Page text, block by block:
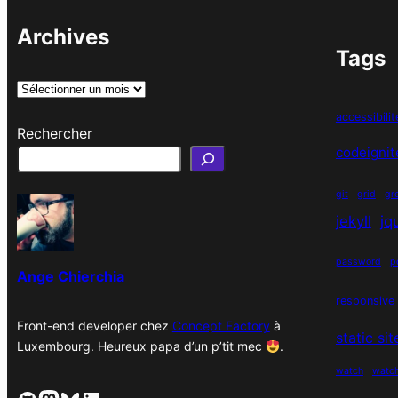
Archives
A
c
e
s
Rechercher
Ange Chierchia
Front-end developer chez Concept Factoryà
Luxembourg. Heureux papa d’un p’tit mec
.
Tags
git grid
jekyll
password
responsive
static
watch